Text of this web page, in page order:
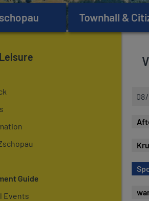
Townhall &
Guide
Events